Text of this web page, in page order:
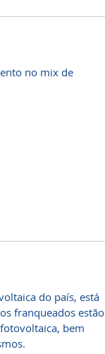
no mix de
do país, está
franqueados estão
bem